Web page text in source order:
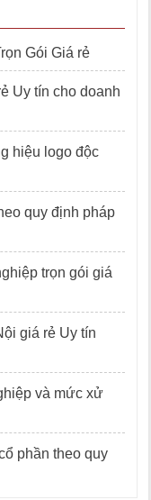
Gói Giá rẻ
Uy tín cho doanh
hiệu logo độc
quy định pháp
trọn gói giá
giá rẻ Uy tín
và mức xử
phần theo quy